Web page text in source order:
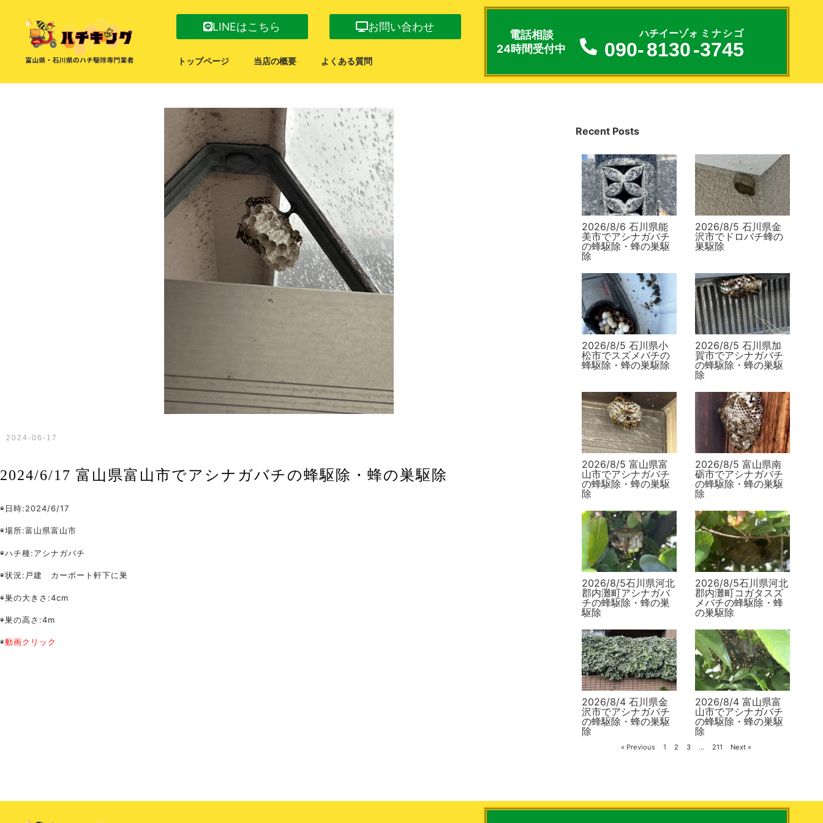
LINEはこちら お問い合わせ
トップページ 当店の概要 よくある質問
電話相談
24時間受付中
090-8130
ハチイーゾォ
-3745
ミナシゴ
2024-06-17
2024/6/17 富山県富山市でアシナガバチの蜂駆除・蜂の巣駆除
◉日時:2024/6/17
◉場所:富山県富山市
◉ハチ種:アシナガバチ
◉状況:戸建 カーポート軒下に巣
◉巣の大きさ:4cm
◉巣の高さ:4m
◉動画クリック
Recent Posts
2026/8/6 石川県能
美市でアシナガバチ
の蜂駆除・蜂の巣駆
除
2026/8/5 石川県金
沢市でドロバチ蜂の
巣駆除
2026/8/5 石川県小
松市でスズメバチの
蜂駆除・蜂の巣駆除
2026/8/5 石川県加
賀市でアシナガバチ
の蜂駆除・蜂の巣駆
除
2026/8/5 富山県富
山市でアシナガバチ
の蜂駆除・蜂の巣駆
除
2026/8/5 富山県南
砺市でアシナガバチ
の蜂駆除・蜂の巣駆
除
2026/8/5石川県河北
郡内灘町アシナガバ
チの蜂駆除・蜂の巣
駆除
2026/8/5石川県河北
郡内灘町コガタスズ
メバチの蜂駆除・蜂
の巣駆除
2026/8/4 石川県金
沢市でアシナガバチ
の蜂駆除・蜂の巣駆
除
2026/8/4 富山県富
山市でアシナガバチ
の蜂駆除・蜂の巣駆
除
« Previous 1 2 3 … 211 Next »